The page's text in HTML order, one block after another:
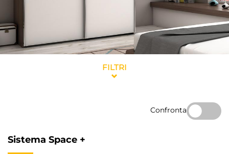
FILTRI
Confronta
Sistema Space +